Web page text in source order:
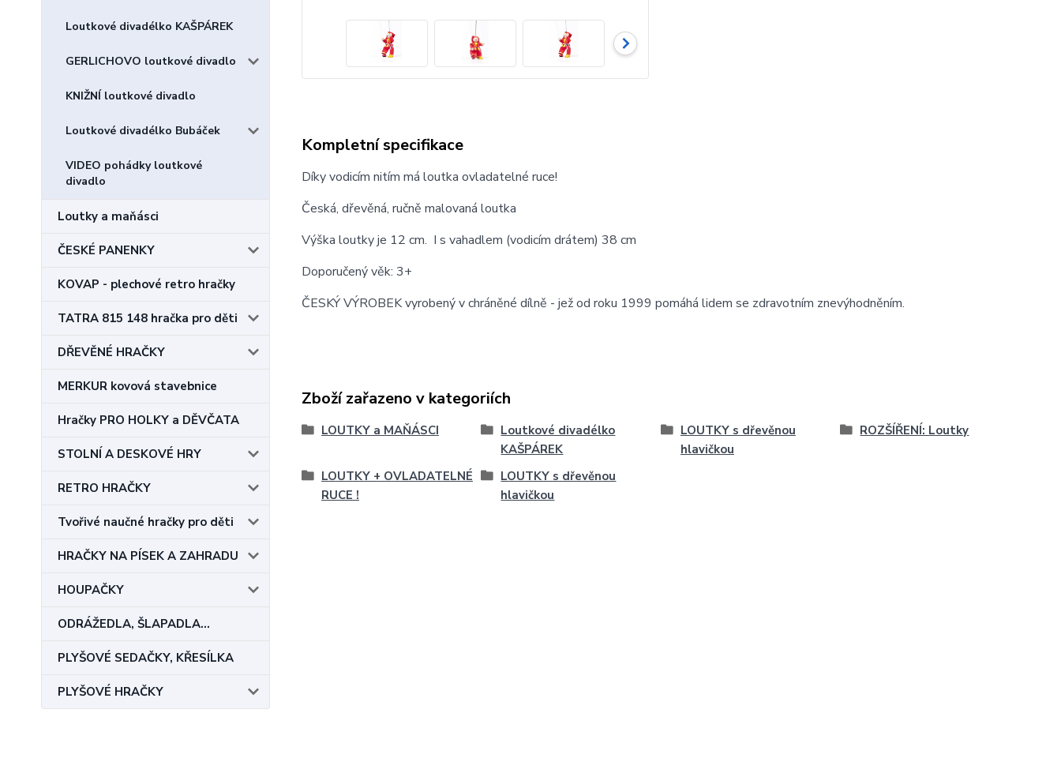
Loutkové divadélko KAŠPÁREK
GERLICHOVO loutkové divadlo
KNIŽNÍ loutkové divadlo
Loutkové divadélko Bubáček
VIDEO pohádky loutkové
divadlo
Loutky a maňásci
ČESKÉ PANENKY
KOVAP - plechové retro hračky
TATRA 815 148 hračka pro děti
DŘEVĚNÉ HRAČKY
MERKUR kovová stavebnice
Hračky PRO HOLKY a DĚVČATA
STOLNÍ A DESKOVÉ HRY
RETRO HRAČKY
Tvořivé naučné hračky pro děti
HRAČKY NA PÍSEK A ZAHRADU
HOUPAČKY
ODRÁŽEDLA, ŠLAPADLA...
PLYŠOVÉ SEDAČKY, KŘESÍLKA
PLYŠOVÉ HRAČKY
Kompletní specifikace
Díky vodicím nitím má loutka ovladatelné ruce!
Česká, dřevěná, ručně malovaná loutka
Výška loutky je 12 cm. I s vahadlem (vodicím drátem) 38 cm
Doporučený věk: 3+
ČESKÝ VÝROBEK vyrobený v chráněné dílně - jež od roku 1999 pomáhá lidem se zdravotním znevýhodněním.
Zboží zařazeno v kategoriích
LOUTKY a MAŇÁSCI
Loutkové divadélko
KAŠPÁREK
LOUTKY s dřevěnou
hlavičkou
ROZŠÍŘENÍ: Loutky
LOUTKY + OVLADATELNÉ
RUCE !
LOUTKY s dřevěnou
hlavičkou